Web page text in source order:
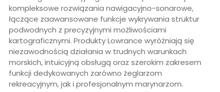
kompleksowe rozwiązania nawigacyjno-sonarowe,
łączące zaawansowane funkcje wykrywania struktur
podwodnych z precyzyjnymi możliwościami
kartograficznymi. Produkty Lowrance wyróżniają się
niezawodnością działania w trudnych warunkach
morskich, intuicyjną obsługą oraz szerokim zakresem
funkcji dedykowanych zarówno żeglarzom
rekreacyjnym, jak i profesjonalnym marynarzom.